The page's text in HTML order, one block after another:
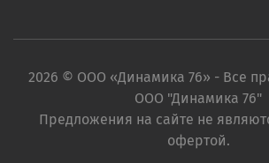
2026 © ООО «Динамика 76» - Все
ООО "Динамика 76"
Предложения на сайте не
офертой.